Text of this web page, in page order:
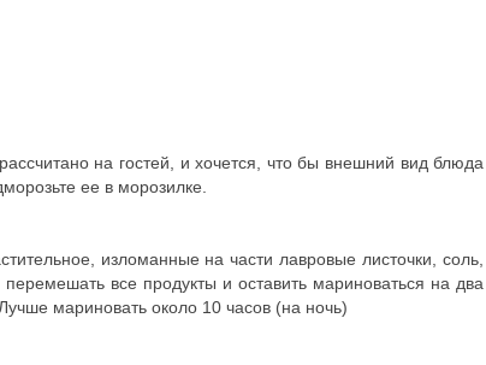
на гостей, и хочется, что бы внешний вид блюда
ее в морозилке.
изломанные на части лавровые листочки, соль,
все продукты и оставить мариноваться на два
мариновать около 10 часов (на ночь)